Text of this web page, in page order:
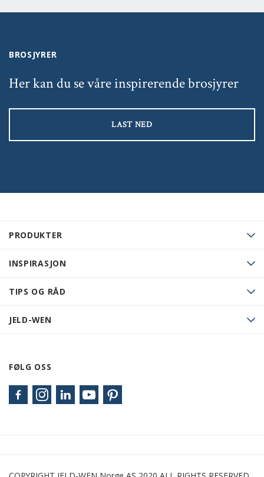
PRODUKTER
INSPIRASJON
TIPS OG RÅD
JELD-WEN
FØLG OSS
BROSJYRER
Her kan du se våre inspirerende brosjyrer
LAST NED